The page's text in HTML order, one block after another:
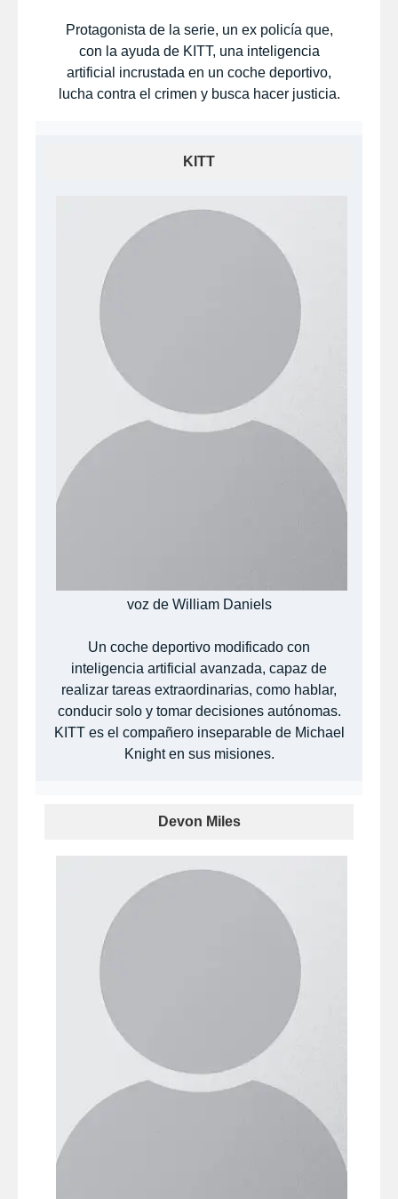
Protagonista de la serie, un ex policía que,
con la ayuda de KITT, una inteligencia
artificial incrustada en un coche deportivo,
lucha contra el crimen y busca hacer justicia.
KITT
voz de William Daniels
Un coche deportivo modificado con
inteligencia artificial avanzada, capaz de
realizar tareas extraordinarias, como hablar,
conducir solo y tomar decisiones autónomas.
KITT es el compañero inseparable de Michael
Knight en sus misiones.
Devon Miles